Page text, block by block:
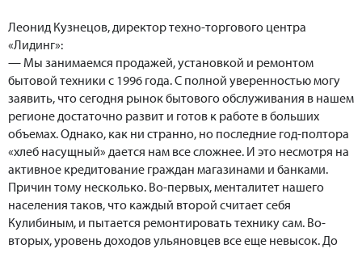
Леонид Кузнецов, директор техно-торгового центра
«Лидинг»:
— Мы занимаемся продажей, установкой и ремонтом
бытовой техники с 1996 года. С полной уверенностью могу
заявить, что сегодня рынок бытового обслуживания в нашем
регионе достаточно развит и готов к работе в больших
объемах. Однако, как ни странно, но последние год-полтора
«хлеб насущный» дается нам все сложнее. И это несмотря на
активное кредитование граждан магазинами и банками.
Причин тому несколько. Во-первых, менталитет нашего
населения таков, что каждый второй считает себя
Кулибиным, и пытается ремонтировать технику сам. Во-
вторых, уровень доходов ульяновцев все еще невысок. До